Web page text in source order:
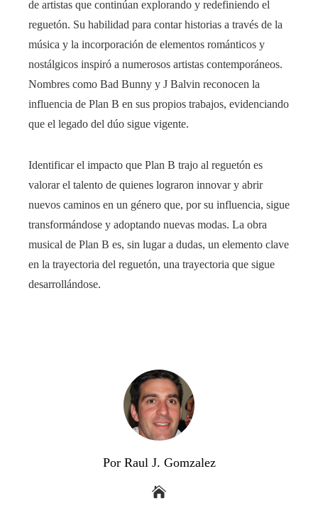
de artistas que continúan explorando y redefiniendo el
reguetón. Su habilidad para contar historias a través de la
música y la incorporación de elementos románticos y
nostálgicos inspiró a numerosos artistas contemporáneos.
Nombres como Bad Bunny y J Balvin reconocen la
influencia de Plan B en sus propios trabajos, evidenciando
que el legado del dúo sigue vigente.
Identificar el impacto que Plan B trajo al reguetón es
valorar el talento de quienes lograron innovar y abrir
nuevos caminos en un género que, por su influencia, sigue
transformándose y adoptando nuevas modas. La obra
musical de Plan B es, sin lugar a dudas, un elemento clave
en la trayectoria del reguetón, una trayectoria que sigue
desarrollándose.
Por Raul J. Gomzalez